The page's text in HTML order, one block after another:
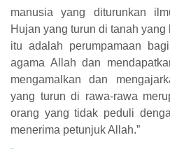
manusia yang diturunkan
Hujan yang turun di tanah
itu adalah perumpamaan
agama Allah dan
mengamalkan dan
yang turun di rawa-rawa
orang yang tidak peduli
menerima petunjuk Allah.”